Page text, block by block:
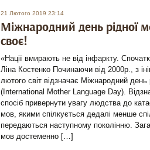
21 Лютого 2019 23:14
Міжнародний день рідної
своє!
«Нації вмирають не від інфаркту.
Ліна Костенко Починаючи від 2000р., з
лютого світ відзначає Міжнародний день
(International Mother Language Day).
спосіб привернути увагу людства до
мов, якими спілкується дедалі менше
передаються наступному поколінню.
мов достеменно […]